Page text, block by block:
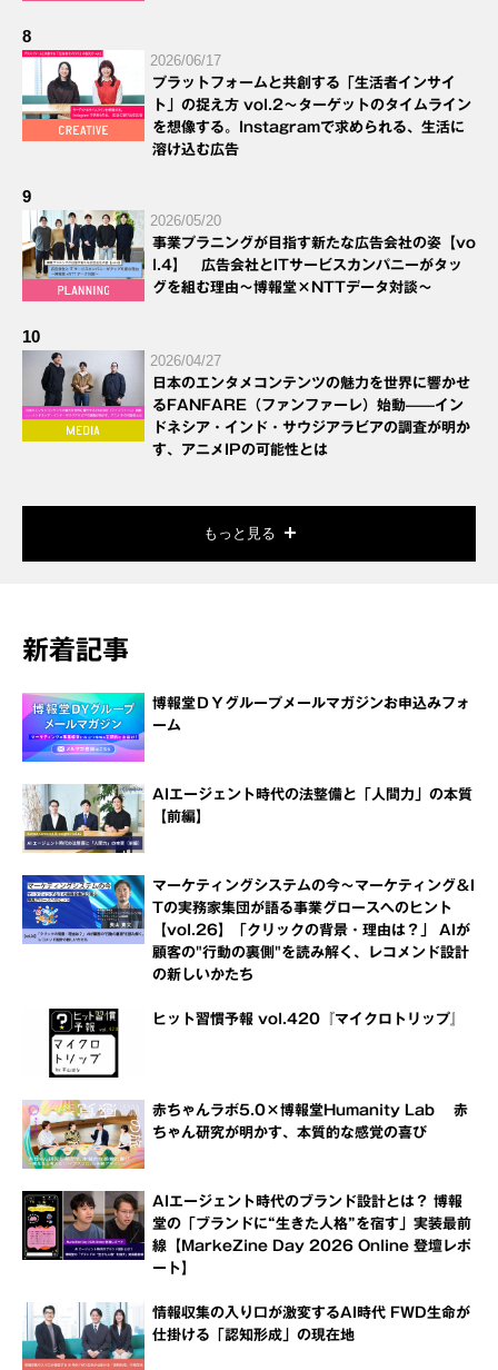
8
2026/06/17
プラットフォームと共創する「生活者インサイ
ト」の捉え方 vol.2～ターゲットのタイムライン
を想像する。Instagramで求められる、生活に
溶け込む広告
9
2026/05/20
事業プラニングが目指す新たな広告会社の姿【vo
l.4】 広告会社とITサービスカンパニーがタッ
グを組む理由～博報堂×NTTデータ対談～
10
2026/04/27
日本のエンタメコンテンツの魅力を世界に響かせ
るFANFARE（ファンファーレ）始動——イン
ドネシア・インド・サウジアラビアの調査が明か
す、アニメIPの可能性とは
もっと見る
新着記事
博報堂ＤＹグループメールマガジンお申込みフォ
ーム
AIエージェント時代の法整備と「人間力」の本質
【前編】
マーケティングシステムの今～マーケティング＆I
Tの実務家集団が語る事業グロースへのヒント
【vol.26】「クリックの背景・理由は？」 AIが
顧客の"行動の裏側"を読み解く、レコメンド設計
の新しいかたち
ヒット習慣予報 vol.420『マイクロトリップ』
赤ちゃんラボ5.0×博報堂Humanity Lab 赤
ちゃん研究が明かす、本質的な感覚の喜び
AIエージェント時代のブランド設計とは？ 博報
堂の「ブランドに“生きた人格”を宿す」実装最前
線【MarkeZine Day 2026 Online 登壇レポ
ート】
情報収集の入り口が激変するAI時代 FWD生命が
仕掛ける「認知形成」の現在地